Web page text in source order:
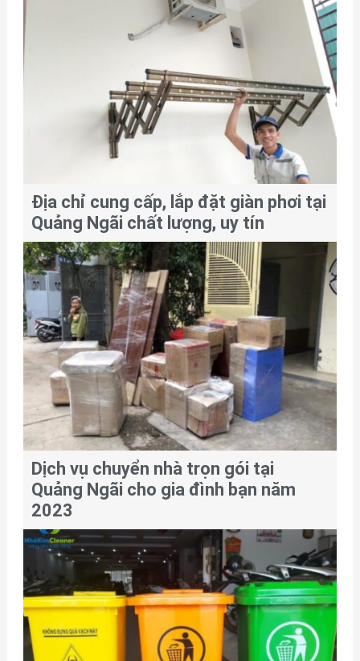
Địa chỉ cung cấp, lắp đặt giàn phơi tại
Quảng Ngãi chất lượng, uy tín
Dịch vụ chuyển nhà trọn gói tại
Quảng Ngãi cho gia đình bạn năm
2023